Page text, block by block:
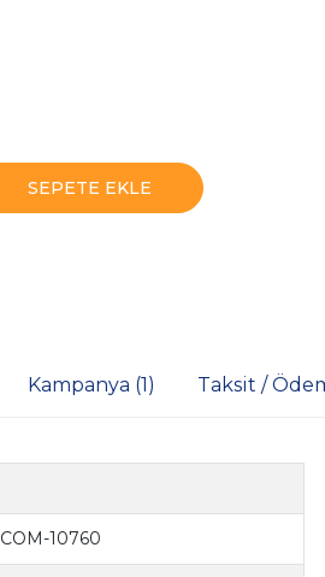
SEPETE EKLE
Kampanya (1) Taksit /
COM-10760